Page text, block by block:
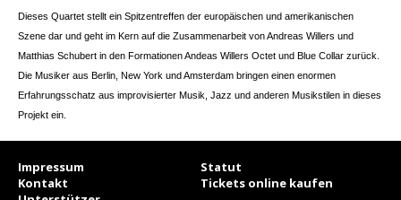
Dieses Quartet stellt ein Spitzentreffen der europäischen und amerikanischen
Szene dar und geht im Kern auf die Zusammenarbeit von Andreas Willers und
Matthias Schubert in den Formationen Andeas Willers Octet und Blue Collar zurück.
Die Musiker aus Berlin, New York und Amsterdam bringen einen enormen
Erfahrungsschatz aus improvisierter Musik, Jazz und anderen Musikstilen in dieses
Projekt ein.
Impressum
Statut
Kontakt
Tickets online kaufen